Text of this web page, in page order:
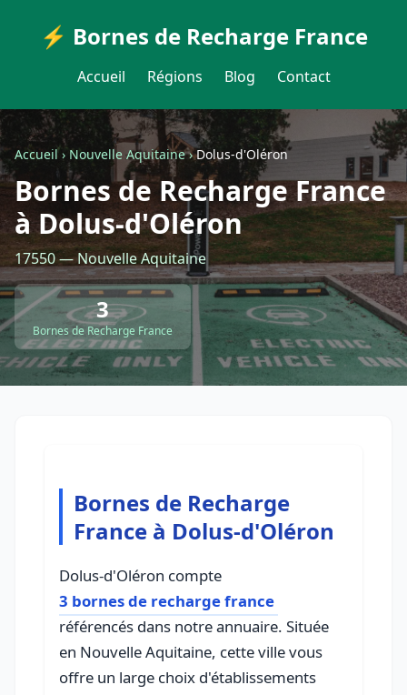
⚡ Bornes de Recharge France
Accueil Régions Blog Contact
Accueil›Nouvelle Aquitaine›Dolus-d'Oléron
Bornes de Recharge France
à Dolus-d'Oléron
17550 — Nouvelle Aquitaine
3
Bornes de Recharge France
Bornes de Recharge
France à Dolus-d'Oléron
Dolus-d'Oléron compte
3 bornes de recharge france
référencés dans notre annuaire. Située
en Nouvelle Aquitaine, cette ville vous
offre un large choix d'établissements